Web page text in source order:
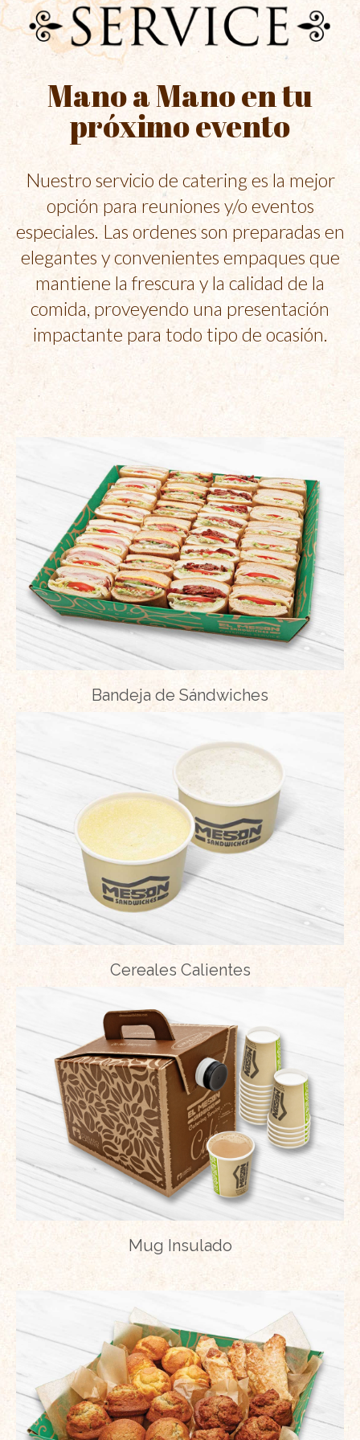
Mano a Mano en tu
próximo evento
Nuestro servicio de catering es la mejor
opción para reuniones y/o eventos
especiales. Las ordenes son preparadas en
elegantes y convenientes empaques que
mantiene la frescura y la calidad de la
comida, proveyendo una presentación
impactante para todo tipo de ocasión.
Bandeja de Sándwiches
Cereales Calientes
Mug Insulado